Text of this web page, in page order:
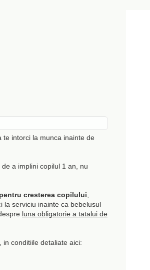
te intorci la munca inainte de
a implini copilul 1 an, nu
cresterea copilului
la serviciu inainte ca bebelusul
luna obligatorie a tatalui de
conditiile detaliate aici: